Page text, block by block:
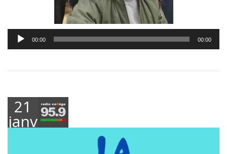
Lecteur
audio
00:00 00:00
21
janvier